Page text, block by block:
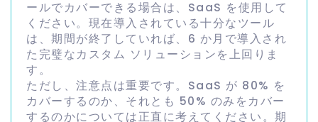
ールでカバーできる場合は、SaaS を使用して
ください。現在導入されている十分なツール
は、期間が終了していれば、6 か月で導入され
た完璧なカスタム ソリューションを上回りま
す。
ただし、注意点は重要です。SaaS が 80% を
カバーするのか、それとも 50% のみをカバー
するのかについては正直に考えてください。期